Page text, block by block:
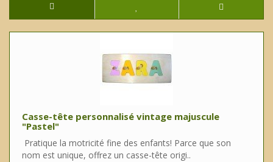
Casse-tête personnalisé vintage majuscule
"Pastel"
Pratique la motricité fine des enfants! Parce que son
nom est unique, offrez un casse-tête origi..